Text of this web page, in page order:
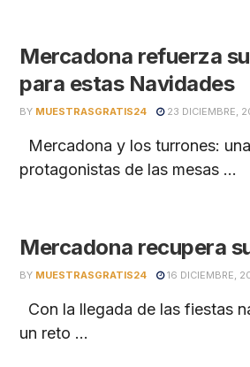
Mercadona refuerza
para estas Navidades
BY MUESTRASGRATIS24 23 DICIEMBRE,
Mercadona y los turrones:
protagonistas de las mesas ...
Mercadona recupera
BY MUESTRASGRATIS24 16 DICIEMBRE,
Con la llegada de las fiestas
un reto ...